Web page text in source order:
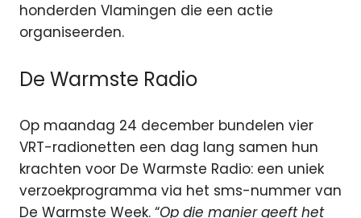
honderden Vlamingen die een actie
organiseerden.
De Warmste Radio
Op maandag 24 december bundelen vier
VRT-radionetten een dag lang samen hun
krachten voor De Warmste Radio: een uniek
verzoekprogramma via het sms-nummer van
De Warmste Week. “Op die manier geeft het